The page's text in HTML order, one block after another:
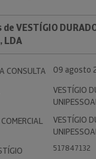
VESTÍGIO
LDA
CONSULTA
09 agosto
VESTÍGIO
VESTÍGIO
517847132